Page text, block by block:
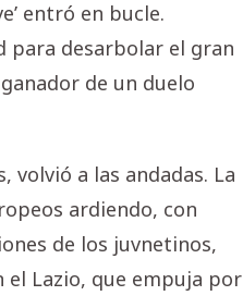
entró en bucle.
para desarbolar el gran
de un duelo
volvió a las andadas. La
ardiendo, con
de los juvnetinos,
Lazio, que empuja por